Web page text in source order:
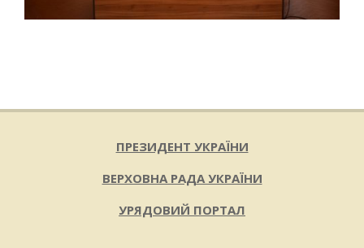
ПРЕЗИДЕНТ УКРАЇНИ
ВЕРХОВНА РАДА УКРАЇНИ
УРЯДОВИЙ ПОРТАЛ